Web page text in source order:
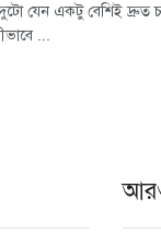
যেন একটু বেশিই দ্রুত
...